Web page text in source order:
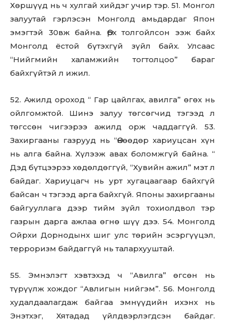
Хөршүүд нь ч хулгай хийдэг учир тэр. 51. Монгол
залуутай гэрлэсэн Монголд амьдардаг Япон
эмэгтэй 30вж байна. Өрх толгойлсон ээж байх
Монголд ёстой бүтэхгүй зүйл байх. Улсаас
“Нийгмийн халамжийн тогтолцоо” бараг
байхгүйтэй л ижил.
52. Ажилд ороход “ Гар цайлгах, авилга” өгөх нь
ойлгомжтой. Шинэ залуу төгсөгчид тэгээд л
төгссөн чигээрээ ажилд орж чаддаггүй. 53.
Захиргааны газрууд нь “Өнөөдөр хариуцсан хүн
нь алга байна. Хүлээж авах боломжгүй байна. “
Дэд бүтцээрээ хөдөлдөггүй, “Хувийн ажил” мэт л
байдаг. Хариуцагч нь урт хугацаагаар байхгүй
байсан ч тэгээд арга байхгүй. Японы захиргааны
байгууллага дээр тийм зүйл тохиолдвол тэр
газрын дарга ажлаа өгнө шүү дээ. 54. Монголд
Ойрхи Дорнодынх шиг улс төрийн эсэргүүцэл,
терроризм байдаггүй нь талархууштай.
55. Эмнэлэгт хэвтэхэд ч “Авилга” өгсөн нь
түрүүлж хождог “Авлигын нийгэм”. 56. Монголд
худалдаалагдаж байгаа эмнүүдийн ихэнх нь
Энэтхэг, Хятадад үйлдвэрлэгдсэн байдаг.